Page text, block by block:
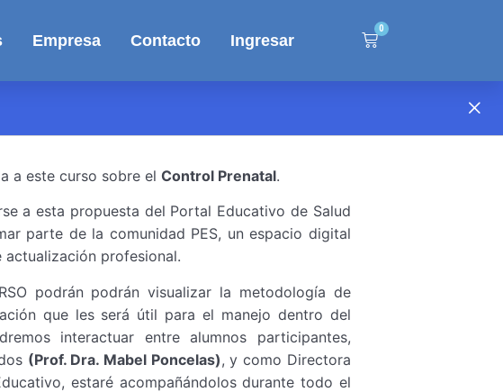
Empresa Contacto Ingresar
0
a este curso sobre elControl Prenatal.
a esta propuesta del Portal Educativo de Salud
parte de la comunidad PES, un espacio digital
profesional.
podrán podrán visualizar la metodología de
que les será útil para el manejo dentro del
interactuar entre alumnos participantes,
(Prof. Dra. Mabel Poncelas), y como Directora
estaré acompañándolos durante todo el